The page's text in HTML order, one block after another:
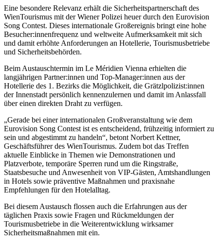
Eine besondere Relevanz erhält die Sicherheitspartnerschaft des
WienTourismus mit der Wiener Polizei heuer durch den Eurovision
Song Contest. Dieses internationale Großereignis bringt eine hohe
Besucher:innenfrequenz und weltweite Aufmerksamkeit mit sich
und damit erhöhte Anforderungen an Hotellerie, Tourismusbetriebe
und Sicherheitsbehörden.
Beim Austauschtermin im Le Méridien Vienna erhielten die
langjährigen Partner:innen und Top-Manager:innen aus der
Hotellerie des 1. Bezirks die Möglichkeit, die Grätzlpolizist:innen
der Innenstadt persönlich kennenzulernen und damit im Anlassfall
über einen direkten Draht zu verfügen.
„Gerade bei einer internationalen Großveranstaltung wie dem
Eurovision Song Contest ist es entscheidend, frühzeitig informiert zu
sein und abgestimmt zu handeln“, betont Norbert Kettner,
Geschäftsführer des WienTourismus. Zudem bot das Treffen
aktuelle Einblicke in Themen wie Demonstrationen und
Platzverbote, temporäre Sperren rund um die Ringstraße,
Staatsbesuche und Anwesenheit von VIP-Gästen, Amtshandlungen
in Hotels sowie präventive Maßnahmen und praxisnahe
Empfehlungen für den Hotelalltag.
Bei diesem Austausch flossen auch die Erfahrungen aus der
täglichen Praxis sowie Fragen und Rückmeldungen der
Tourismusbetriebe in die Weiterentwicklung wirksamer
Sicherheitsmaßnahmen mit ein.